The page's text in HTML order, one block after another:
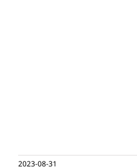
2023-08-31